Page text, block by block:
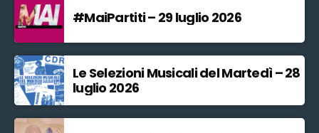
#MaiPartiti – 29 luglio 2026
Le Selezioni Musicali del Martedì – 28
luglio 2026